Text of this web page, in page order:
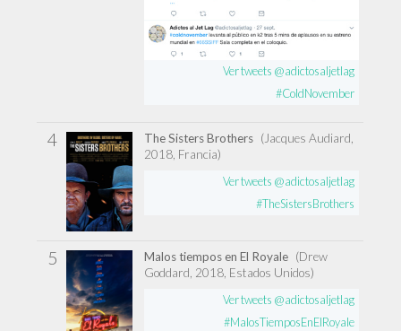
Ver tweets @adictosaljetlag
#ColdNovember
4 The Sisters Brothers (Jacques Audiard,
2018, Francia)
Ver tweets @adictosaljetlag
#TheSistersBrothers
5 Malos tiempos en El Royale (Drew
Goddard, 2018, Estados Unidos)
Ver tweets @adictosaljetlag
#MalosTiemposEnElRoyale